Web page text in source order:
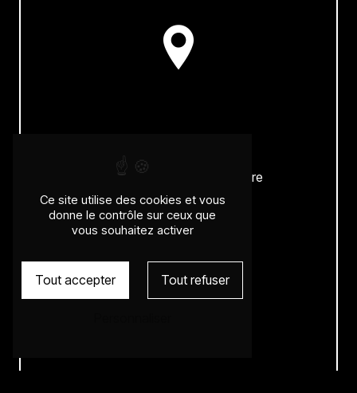
65 Avenue des Frères Lumière
69008 Lyon
Téléphone
04 78 00 31 96
Ce site utilise des cookies et vous
donne le contrôle sur ceux que
vous souhaitez activer
Tout accepter Tout refuser